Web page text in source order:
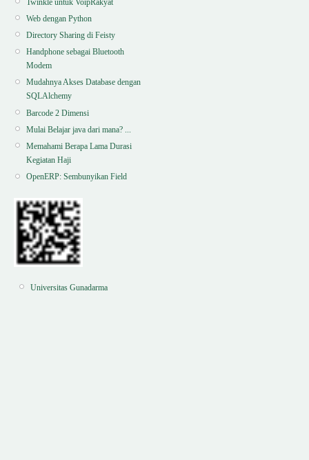
Web dengan Python
Directory Sharing di Feisty
Handphone sebagai Bluetooth
Modem
Mudahnya Akses Database dengan
SQLAlchemy
Barcode 2 Dimensi
Mulai Belajar java dari mana? ...
Memahami Berapa Lama Durasi
Kegiatan Haji
OpenERP: Sembunyikan Field
Universitas Gunadarma